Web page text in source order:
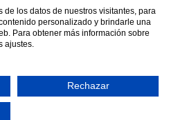
0
de los datos de nuestros visitantes, para
personalizado y brindarle una
Para obtener más información sobre
ajustes.
Rechazar